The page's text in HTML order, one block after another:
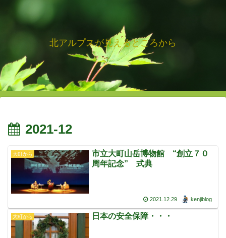
北アルプスが見えるところから
2021-12
大町から
市立大町山岳博物館 “創立７０
周年記念” 式典
2021.12.29 kenjiblog
大町から 日本の安全保障・・・